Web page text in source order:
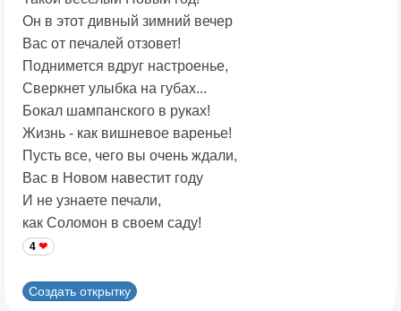
Он в этот дивный зимний вечер
Вас от печалей отзовет!
Поднимется вдруг настроенье,
Сверкнет улыбка на губах...
Бокал шампанского в руках!
Жизнь - как вишневое варенье!
Пусть все, чего вы очень ждали,
Вас в Новом навестит году
И не узнаете печали,
как Соломон в своем саду!
4
Создать открытку